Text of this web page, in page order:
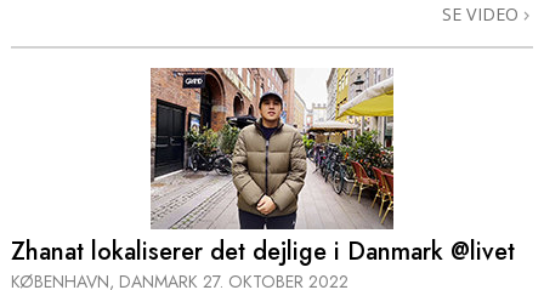
SE VIDEO
Zhanat lokaliserer det dejlige i Danmark @livet
KØBENHAVN, DANMARK 27. OKTOBER 2022